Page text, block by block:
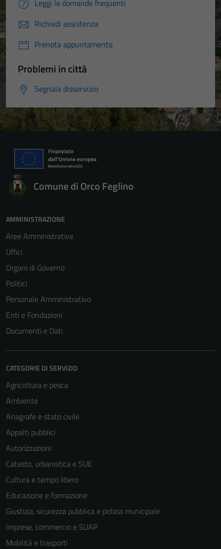
Leggi le domande frequenti
Richiedi assistenza
Prenota appuntamento
Problemi in città
Segnala disservizio
Comune di Orco Feglino
AMMINISTRAZIONE
Aree Amministrative
Uffici
Organi di Governo
Politici
Personale Amministrativo
Enti e Fondazioni
Documenti e Dati
CATEGORIE DI SERVIZIO
Agricoltura e pesca
Ambiente
Anagrafe e stato civile
Appalti pubblici
Autorizzazioni
Catasto, urbanistica e SUE
Cultura e tempo libero
Educazione e formazione
Giustizia, sicurezza pubblica e polizia municipale
Imprese, commercio e SUAP
Mobilità e trasporti